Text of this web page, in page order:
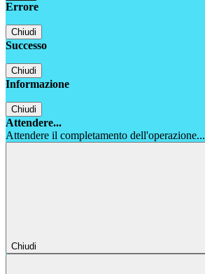
Errore
Chiudi
Successo
Chiudi
Informazione
Chiudi
Attendere...
Attendere il completamento dell'operazione...
Chiudi